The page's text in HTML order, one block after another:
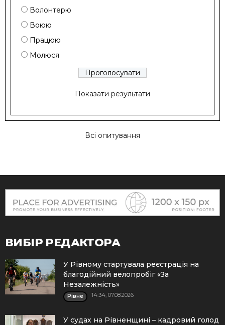
Волонтерю
Воюю
Працюю
Молюся
Показати результати
Всі опитування
ВИБІР РЕДАКТОРА
У Рівному стартувала реєстрація на
благодійний велопробіг «За
Незалежність»
Рівне 14:34, 07.08.2026
У судах на Рівненщині – кадровий голод